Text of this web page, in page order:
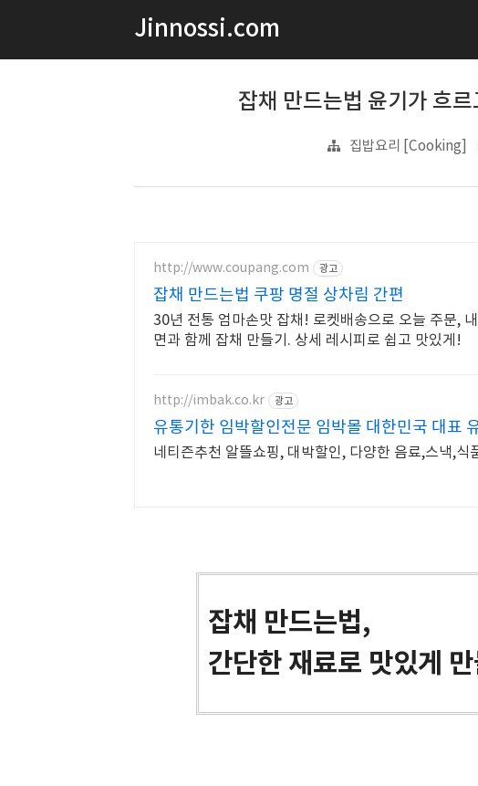
Jinnossi.com
잡채 만드는법 윤기가 흐
집밥요리 [Cooking]
http://www.coupang.com 광고
잡채 만드는법 쿠팡 명절 상차림 간편
30년 전통 엄마손맛 잡채! 로켓배송으로 오늘 주문,
면과 함께 잡채 만들기. 상세 레시피로 쉽고 맛있게!
http://imbak.co.kr 광고
유통기한 임박할인전문 임박몰 대한민국 대표
네티즌추천 알뜰쇼핑, 대박할인, 다양한 음료,스낵,식
잡채 만드는법,
간단한 재료로 맛있게 만